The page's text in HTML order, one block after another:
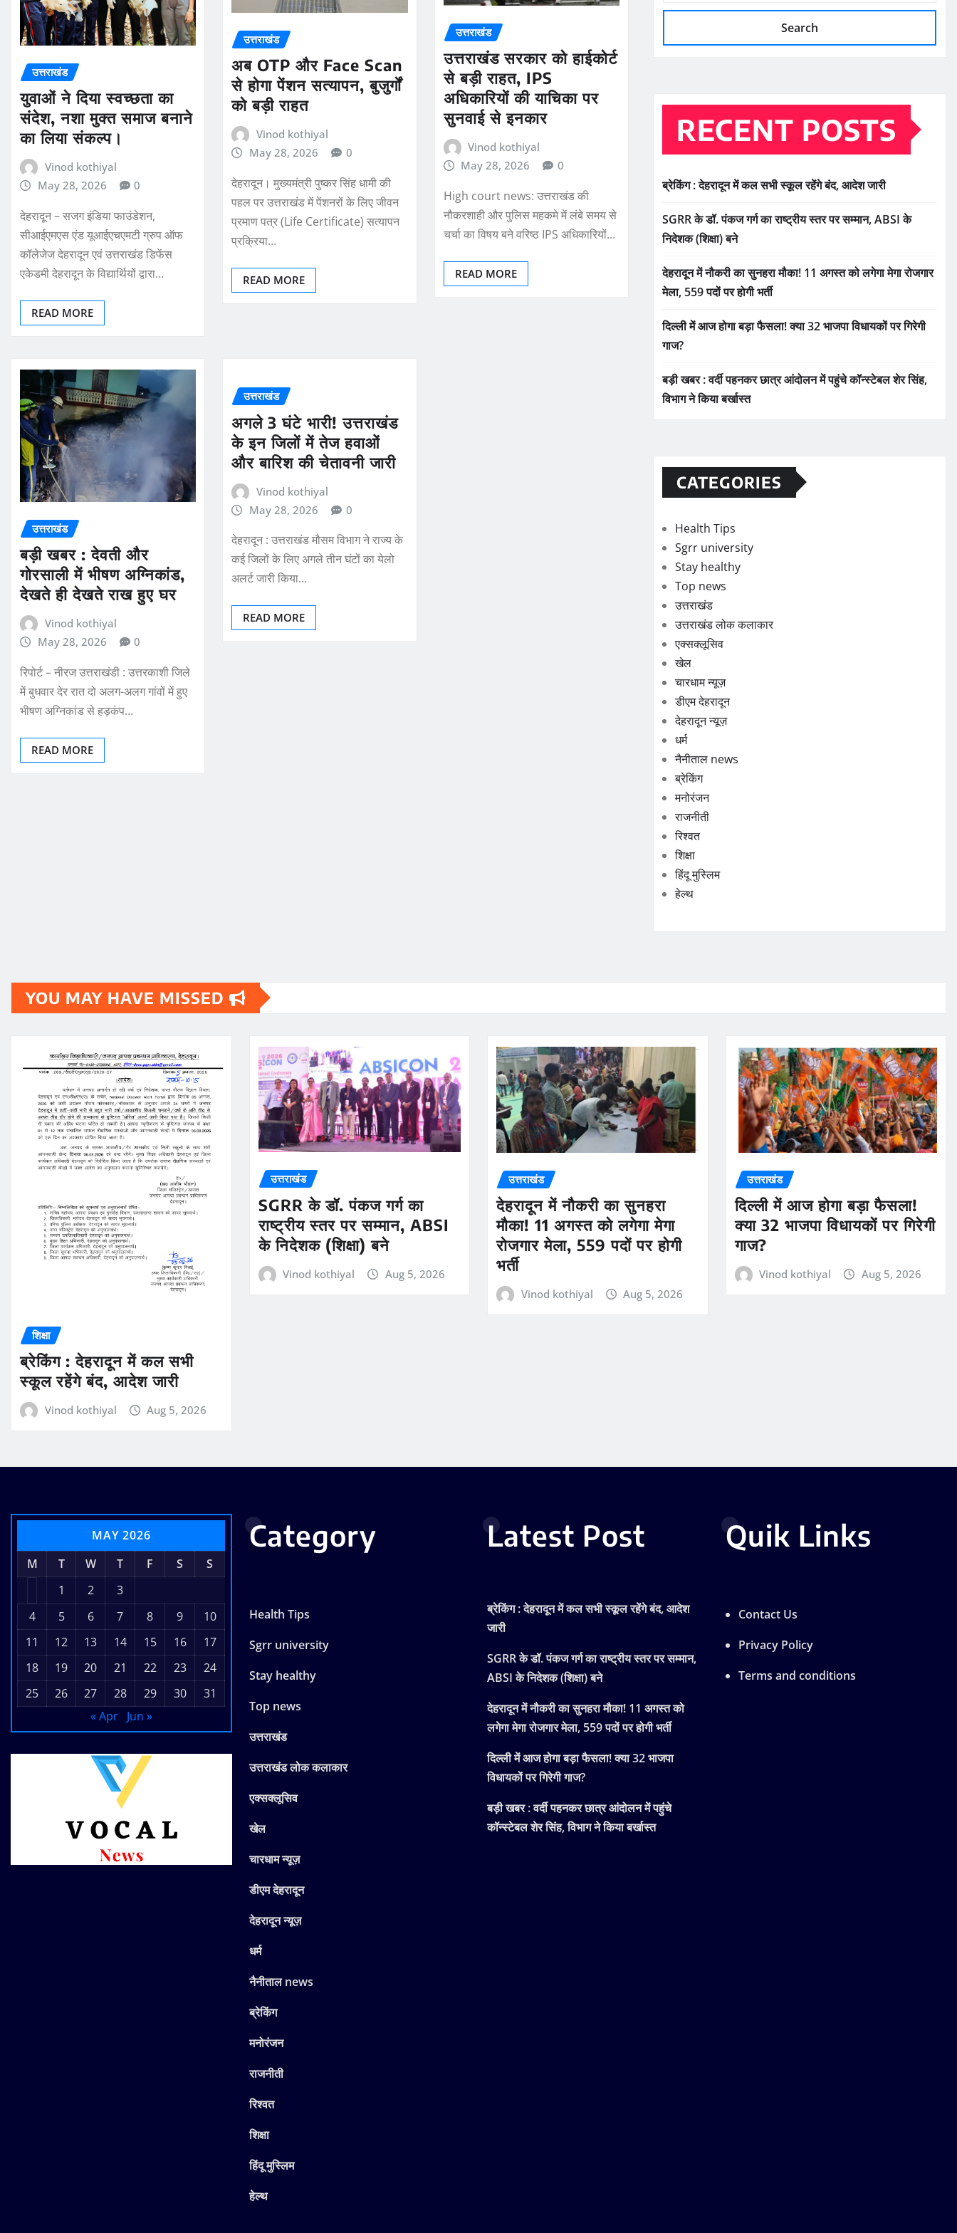
उत्तराखंड
युवाओं ने दिया स्वच्छता का
संदेश, नशा मुक्त समाज बनाने
का लिया संकल्प।
Vinod kothiyal
May 28, 2026
0
देहरादून – सजग इंडिया फाउंडेशन,
सीआईएमएस एंड यूआईएचएमटी ग्रुप ऑफ
कॉलेजेज देहरादून एवं उत्तराखंड डिफेंस
एकेडमी देहरादून के विद्यार्थियों द्वारा…
READ MORE
उत्तराखंड
अब OTP और Face Scan
से होगा पेंशन सत्यापन, बुजुर्गों
को बड़ी राहत
Vinod kothiyal
May 28, 2026
0
देहरादून। मुख्यमंत्री पुष्कर सिंह धामी की
पहल पर उत्तराखंड में पेंशनरों के लिए जीवन
प्रमाण पत्र (Life Certificate) सत्यापन
प्रक्रिया…
READ MORE
उत्तराखंड
उत्तराखंड सरकार को हाईकोर्ट
से बड़ी राहत, IPS
अधिकारियों की याचिका पर
सुनवाई से इनकार
Vinod kothiyal
May 28, 2026
0
High court news: उत्तराखंड की
नौकरशाही और पुलिस महकमे में लंबे समय से
चर्चा का विषय बने वरिष्ठ IPS अधिकारियों…
READ MORE
उत्तराखंड
बड़ी खबर : देवती और
गोरसाली में भीषण अग्निकांड,
देखते ही देखते राख हुए घर
Vinod kothiyal
May 28, 2026
0
रिपोर्ट – नीरज उत्तराखंडी : उत्तरकाशी जिले
में बुधवार देर रात दो अलग-अलग गांवों में हुए
भीषण अग्निकांड से हड़कंप…
READ MORE
उत्तराखंड
अगले 3 घंटे भारी! उत्तराखंड
के इन जिलों में तेज हवाओं
और बारिश की चेतावनी जारी
Vinod kothiyal
May 28, 2026
0
देहरादून : उत्तराखंड मौसम विभाग ने राज्य के
कई जिलों के लिए अगले तीन घंटों का येलो
अलर्ट जारी किया…
READ MORE
Search
RECENT POSTS
ब्रेकिंग : देहरादून में कल सभी स्कूल रहेंगे बंद, आदेश जारी
SGRR के डॉ. पंकज गर्ग का राष्ट्रीय स्तर पर सम्मान, ABSI के
निदेशक (शिक्षा) बने
देहरादून में नौकरी का सुनहरा मौका! 11 अगस्त को लगेगा मेगा रोजगार
मेला, 559 पदों पर होगी भर्ती
दिल्ली में आज होगा बड़ा फैसला! क्या 32 भाजपा विधायकों पर गिरेगी
गाज?
बड़ी खबर : वर्दी पहनकर छात्र आंदोलन में पहुंचे कॉन्स्टेबल शेर सिंह,
विभाग ने किया बर्खास्त
CATEGORIES
Health Tips
Sgrr university
Stay healthy
Top news
उत्तराखंड
उत्तराखंड लोक कलाकार
एक्सक्लूसिव
खेल
चारधाम न्यूज़
डीएम देहरादून
देहरादून न्यूज़
धर्म
नैनीताल news
ब्रेकिंग
मनोरंजन
राजनीती
रिश्वत
शिक्षा
हिंदू मुस्लिम
हेल्थ
YOU MAY HAVE MISSED
शिक्षा
ब्रेकिंग : देहरादून में कल सभी
स्कूल रहेंगे बंद, आदेश जारी
Vinod kothiyal Aug 5, 2026
उत्तराखंड
SGRR के डॉ. पंकज गर्ग का
राष्ट्रीय स्तर पर सम्मान, ABSI
के निदेशक (शिक्षा) बने
Vinod kothiyal Aug 5, 2026
उत्तराखंड
देहरादून में नौकरी का सुनहरा
मौका! 11 अगस्त को लगेगा मेगा
रोजगार मेला, 559 पदों पर होगी
भर्ती
Vinod kothiyal Aug 5, 2026
उत्तराखंड
दिल्ली में आज होगा बड़ा फैसला!
क्या 32 भाजपा विधायकों पर गिरेगी
गाज?
Vinod kothiyal Aug 5, 2026
MAY 2026
M
T W T F S
S
1
2
3
4
5 6 7 8 9
10
11
12 13 14 15 16
17
18
19 20 21 22 23
24
25
26 27 28 29 30
31
« Apr
Jun »
Category
Health Tips
Sgrr university
Stay healthy
Top news
उत्तराखंड
उत्तराखंड लोक कलाकार
एक्सक्लूसिव
खेल
चारधाम न्यूज़
डीएम देहरादून
देहरादून न्यूज़
धर्म
नैनीताल news
ब्रेकिंग
मनोरंजन
राजनीती
रिश्वत
शिक्षा
हिंदू मुस्लिम
हेल्थ
Latest Post
ब्रेकिंग : देहरादून में कल सभी स्कूल रहेंगे बंद, आदेश
जारी
SGRR के डॉ. पंकज गर्ग का राष्ट्रीय स्तर पर सम्मान,
ABSI के निदेशक (शिक्षा) बने
देहरादून में नौकरी का सुनहरा मौका! 11 अगस्त को
लगेगा मेगा रोजगार मेला, 559 पदों पर होगी भर्ती
दिल्ली में आज होगा बड़ा फैसला! क्या 32 भाजपा
विधायकों पर गिरेगी गाज?
बड़ी खबर : वर्दी पहनकर छात्र आंदोलन में पहुंचे
कॉन्स्टेबल शेर सिंह, विभाग ने किया बर्खास्त
Quik Links
Contact Us
Privacy Policy
Terms and conditions